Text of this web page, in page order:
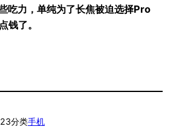
吃力，单纯为了长焦被迫选择Pro
钱了。
分类手机